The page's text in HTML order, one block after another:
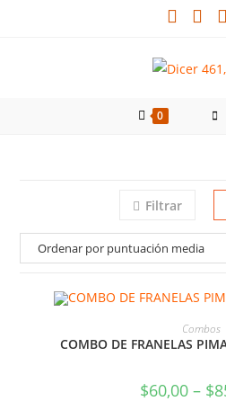
0
Filtrar
SELECCIONAR
Combos
COMBO DE FRANELAS
$60,00– $